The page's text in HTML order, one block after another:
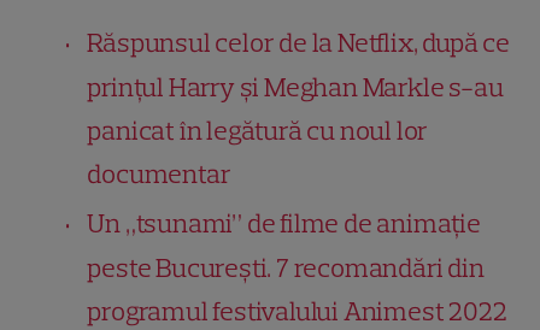
Răspunsul celor de la Netflix, după ce
prințul Harry și Meghan Markle s-au
panicat în legătură cu noul lor
documentar
Un „tsunami” de filme de animație
peste București. 7 recomandări din
programul festivalului Animest 2022